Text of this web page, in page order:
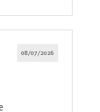
08/07/2026